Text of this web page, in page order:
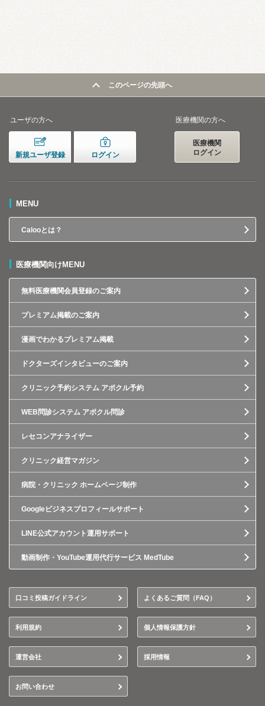
このページの先頭へ
ユーザの方へ
新規ユーザ登録 ログイン
医療機関の方へ
医療機関
ログイン
MENU
Calooとは？
医療機関向けMENU
無料医療機関会員登録のご案内
プレミアム掲載のご案内
漫画でわかるプレミアム掲載
ドクターズインタビューのご案内
クリニック予約システム アポクル予約
WEB問診システム アポクル問診
レセコンアナライザー
クリニック経営マガジン
病院・クリニック ホームページ制作
Googleビジネスプロフィールサポート
LINE公式アカウント運用サポート
動画制作・YouTube運用代行サービス MedTube
口コミ投稿ガイドライン よくあるご質問（FAQ）
利用規約 個人情報保護方針
運営会社 採用情報
お問い合わせ